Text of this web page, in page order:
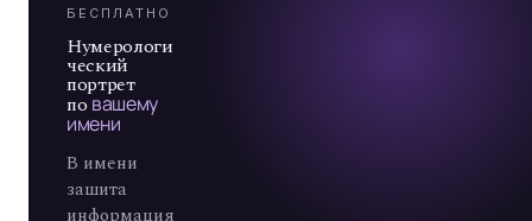
7
БЕСПЛАТНО
Нумерологи
ческий
портрет
по вашему
имени
В имени
зашита